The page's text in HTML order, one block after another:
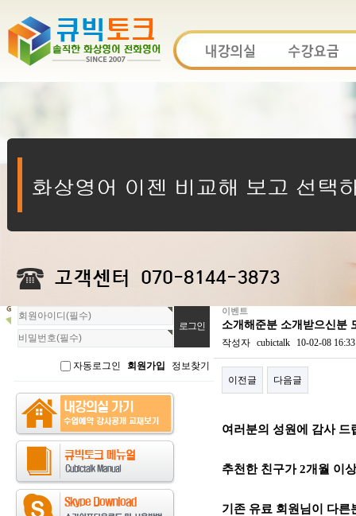
회
원
로
자동로그인 회원가입 정보찾기
이벤트
소개해준분 소개받으신분
작성자 cubictalk 10-02-08 16:33
이전글 다음글
여러분의 성원에 감사 드
추천한 친구가 2개월 이
기존 유료 회원님이 다